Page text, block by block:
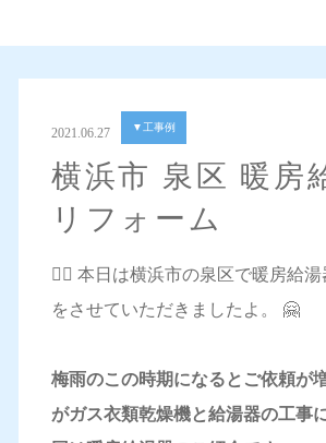
2021.06.27 ▼工事例
横浜市 泉区 暖房
リフォーム
💁‍♀️ 本日は横浜市の泉区で暖房給
をさせていただきましたよ。 🤗
梅雨のこの時期になるとご依頼が
がガス衣類乾燥機と給湯器の工事